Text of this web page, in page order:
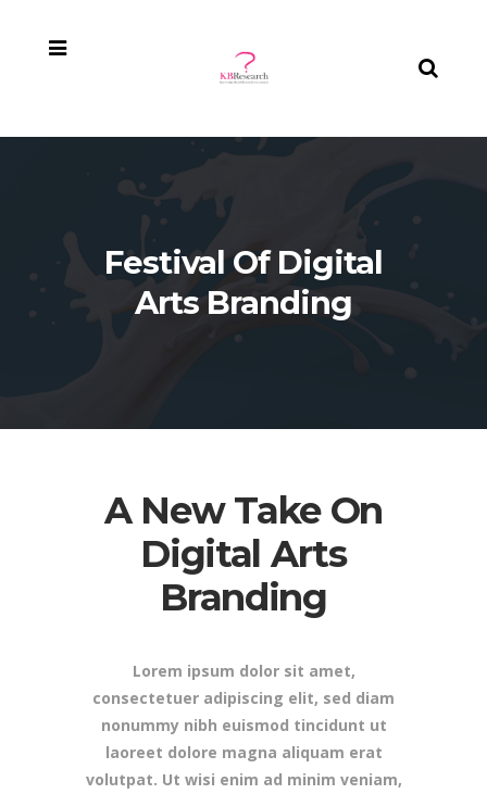
Festival Of Digital
Arts Branding
A New Take On
Digital Arts
Branding
Lorem ipsum dolor sit amet,
consectetuer adipiscing elit, sed diam
nonummy nibh euismod tincidunt ut
laoreet dolore magna aliquam erat
volutpat. Ut wisi enim ad minim veniam,